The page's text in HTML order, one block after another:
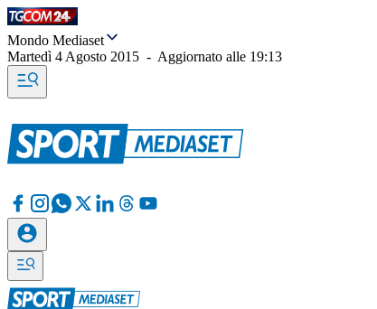
Mondo Mediaset
Martedì 4 Agosto 2015 - Aggiornato alle 19:13